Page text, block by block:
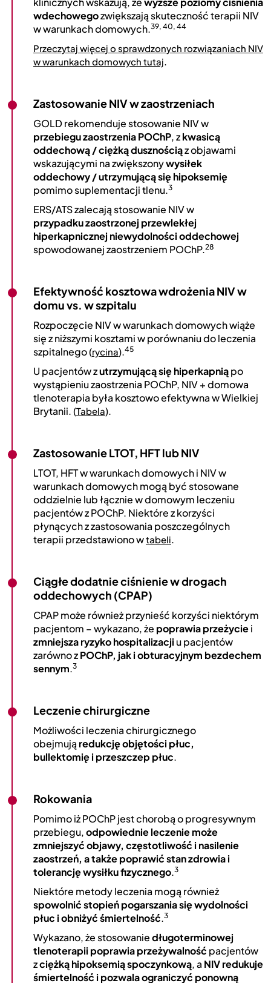
wdechowegozwiększają skuteczność terapii NIV
w warunkach domowych.39, 40, 44
Przeczytaj więcej o sprawdzonych rozwiązaniach NIV
w warunkach domowych tutaj.
Zastosowanie NIV w zaostrzeniach
GOLD rekomenduje stosowanie NIV w
przebiegu zaostrzenia POChP, zkwasicą
oddechową / ciężką dusznościąz objawami
wskazującymi na zwiększonywysiłek
oddechowy / utrzymującą się hipoksemię
pomimo suplementacji tlenu.3
ERS/ATS zalecają stosowanie NIV w
przypadku zaostrzonej przewlekłej
hiperkapnicznej niewydolności oddechowej
spowodowanej zaostrzeniem POChP.28
Efektywność kosztowa wdrożenia NIV w
domu vs. w szpitalu
Rozpoczęcie NIV w warunkach domowych wiąże
się z niższymi kosztami w porównaniu do leczenia
szpitalnego (rycina).45
U pacjentów zutrzymującą się hiperkapniąpo
wystąpieniu zaostrzenia POChP, NIV + domowa
tlenoterapia była kosztowo efektywna w Wielkiej
Brytanii. (Tabela).
Zastosowanie LTOT, HFT lub NIV
LTOT, HFT w warunkach domowych i NIV w
warunkach domowych mogą być stosowane
oddzielnie lub łącznie w domowym leczeniu
pacjentów z POChP. Niektóre z korzyści
płynących z zastosowania poszczególnych
terapii przedstawiono wtabeli.
Ciągłe dodatnie ciśnienie w drogach
oddechowych (CPAP)
CPAP może również przynieść korzyści niektórym
pacjentom – wykazano, że poprawia przeżyciei
zmniejsza ryzyko hospitalizacji u pacjentów
zarówno zPOChP, jak i obturacyjnym bezdechem
sennym.3
Leczenie chirurgiczne
Możliwości leczenia chirurgicznego
obejmują redukcję objętości płuc,
bullektomię i przeszczep płuc.
Rokowania
Pomimo iż POChP jest chorobą o progresywnym
przebiegu,odpowiednie leczenie może
zmniejszyć objawy, częstotliwość i nasilenie
zaostrzeń, a także poprawić stan zdrowia i
tolerancję wysiłku fizycznego.3
Niektóre metody leczenia mogą również
spowolnić stopień pogarszania się wydolności
płuc i obniżyć śmiertelność.3
Wykazano, że stosowaniedługoterminowej
tlenoterapii poprawia przeżywalność pacjentów
zciężką hipoksemią spoczynkową, a NIV redukuje
śmiertelność i pozwala ograniczyć ponowną